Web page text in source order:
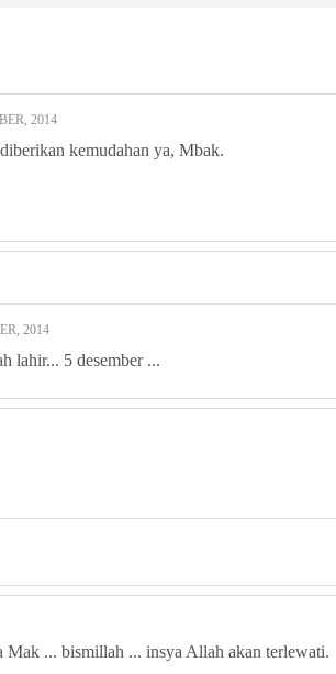
2014
kemudahan ya, Mbak.
2014
lahir... 5 desember ...
Mak ... bismillah ... insya Allah akan terlewati.